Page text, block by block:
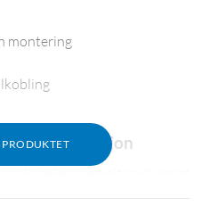
PRODUKTET
montering
installasjon
det er trangt rundt harddisk